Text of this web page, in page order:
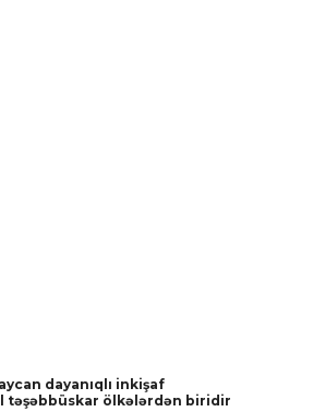
dayanıqlı inkişaf
təşəbbüskar ölkələrdən biridir